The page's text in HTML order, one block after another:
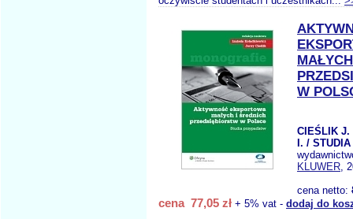
W
CIEŚLIK J.
I. /
KLUWER,
cena netto:
cena 77,05 zł + 5% vat - dodaj do